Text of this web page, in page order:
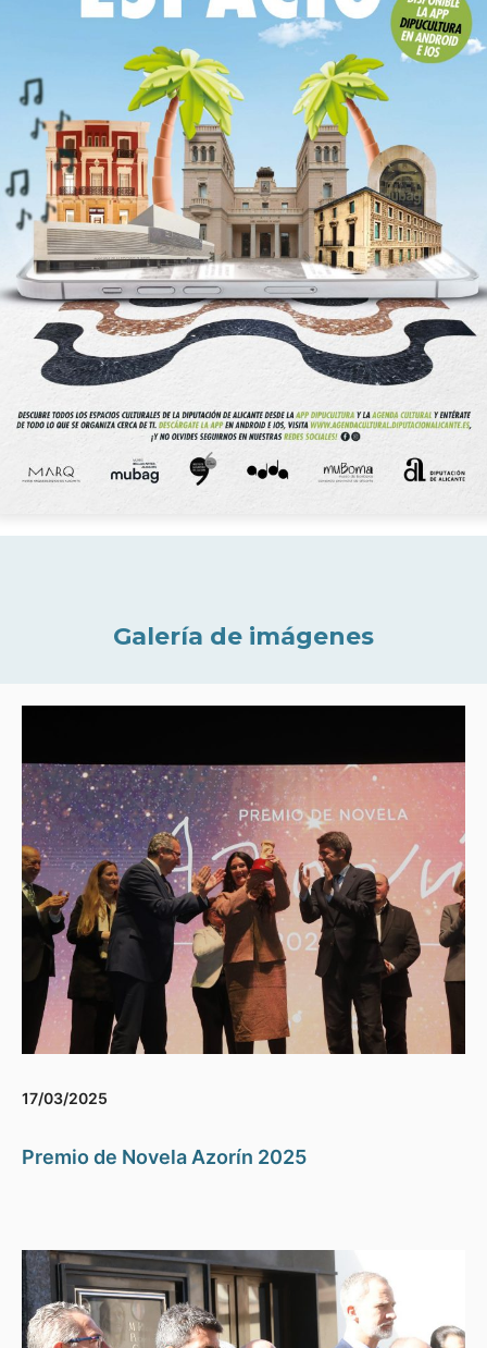
Galería de imágenes
17/03/2025
Premio de Novela Azorín 2025